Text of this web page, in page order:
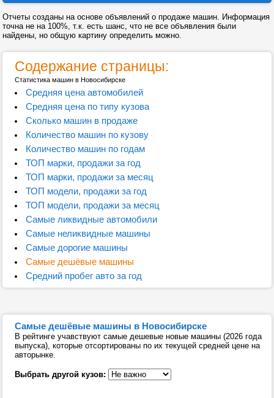
Отчеты созданы на основе объявлений о продаже машин. Информация
точна не на 100%, т.к. есть шанс, что не все объявления были
найдены, но общую картину определить можно.
Содержание страницы:
Статистика машин в Новосибирске
Средняя цена автомобилей
Средняя цена по типу кузова
Сколько машин в продаже
Количество машин по кузову
Количество машин по годам
ТОП марки, продажи за год
ТОП марки, продажи за месяц
ТОП модели, продажи за год
ТОП модели, продажи за месяц
Самые ликвидные автомобили
Самые неликвидные машины
Самые дорогие машины
Самые дешёвые машины
Средний пробег авто за год
Самые дешёвые машины в Новосибирске
В рейтинге учавствуют самые дешевые новые машины (2026 года
выпуска), которые отсортированы по их текущей средней цене на
авторынке.
Выбрать другой кузов: